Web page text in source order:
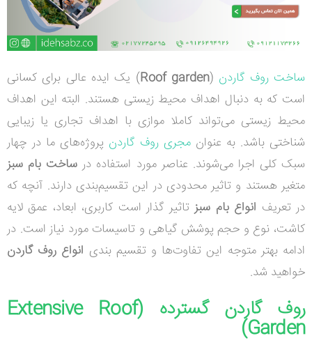
ساخت روف گاردن (
Roof garden) یک ایده عالی برای کسانی
است که به دنبال اهداف محیط زیستی هستند. البته این اهداف
محیط زیستی می‌تواند کاملا موازی با اهداف تجاری یا زیبایی
‌شناختی باشد. به عنوانمجری روف گاردن پروژه‌های ما در چهار
سبک کلی اجرا می‌شوند. عناصر مورد استفاده در ساخت بام سبز
متغیر هستند و تاثیر محدودی در این تقسیم‌بندی دارند. آنچه که
در تعریف انواع بام سبزتاثیر گذار است کاربری، ابعاد، عمق لایه
کاشت، نوع و حجم پوشش گیاهی و تاسیسات مورد نیاز است. در
ادامه بهتر متوجه این تفاوت‌ها و تقسیم بندی انواع روف گاردن
خواهید شد.
روف گاردن گسترده (
Extensive Roof
Garden
)